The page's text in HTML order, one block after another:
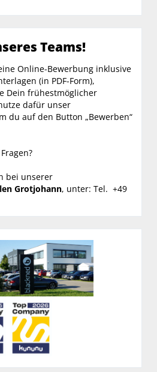
Teams!
Online-Bewerbung inklusive
(in PDF-Form),
Dein frühestmöglicher
dafür unser
du auf den Button „Bewerben“
bei unserer
Grotjohann, unter: Tel. +49